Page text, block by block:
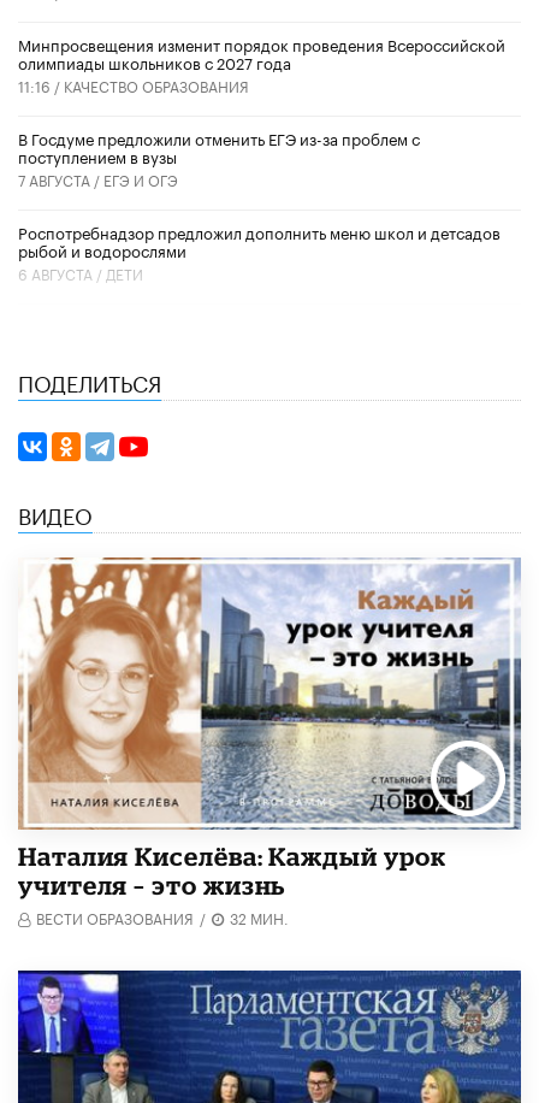
Минпросвещения изменит порядок проведения Всероссийской
олимпиады школьников с 2027 года
11:16 / КАЧЕСТВО ОБРАЗОВАНИЯ
В Госдуме предложили отменить ЕГЭ из-за проблем с
поступлением в вузы
7 АВГУСТА / ЕГЭ И ОГЭ
Роспотребнадзор предложил дополнить меню школ и детсадов
рыбой и водорослями
6 АВГУСТА / ДЕТИ
ПОДЕЛИТЬСЯ
ВИДЕО
Наталия Киселёва: Каждый урок
учителя – это жизнь
ВЕСТИ ОБРАЗОВАНИЯ / 32 МИН.